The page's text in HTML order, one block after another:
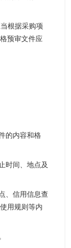
根据采购项
预审文件应
的内容和格
时间、地点及
、信用信息查
用规则等内